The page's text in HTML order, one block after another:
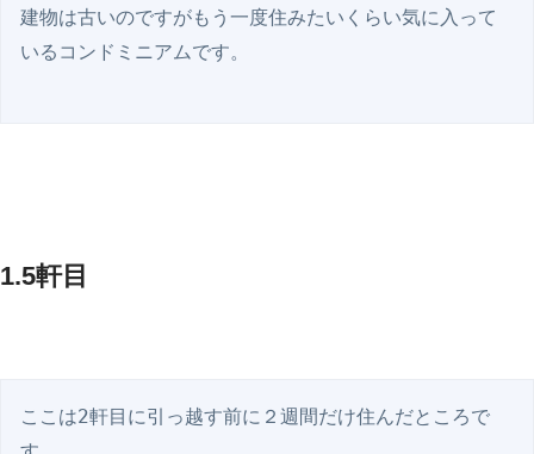
建物は古いのですがもう一度住みたいくらい気に入って
いるコンドミニアムです。
1.5軒目
ここは2軒目に引っ越す前に２週間だけ住んだところで